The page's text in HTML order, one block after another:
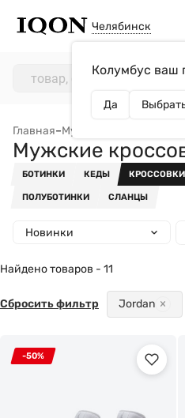
Челябинск
Колумбус ваш
Да
Главная–Мужчинам
Мужские
БОТИНКИ КЕДЫ КРОССОВКИ
ПОЛУБОТИНКИ СЛАНЦЫ
Новинки
Найдено товаров - 11
Jordan
Сбросить фильтр
-50%